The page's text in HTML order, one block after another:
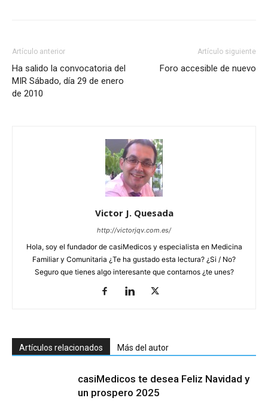
Artículo anterior
Ha salido la convocatoria del
MIR Sábado, día 29 de enero
de 2010
Artículo siguiente
Foro accesible de nuevo
Victor J. Quesada
http://victorjqv.com.es/
Hola, soy el fundador de casiMedicos y especialista en Medicina
Familiar y Comunitaria ¿Te ha gustado esta lectura? ¿Si / No?
Seguro que tienes algo interesante que contarnos ¿te unes?
Artículos relacionados Más del autor
casiMedicos te desea Feliz Navidad y
un prospero 2025